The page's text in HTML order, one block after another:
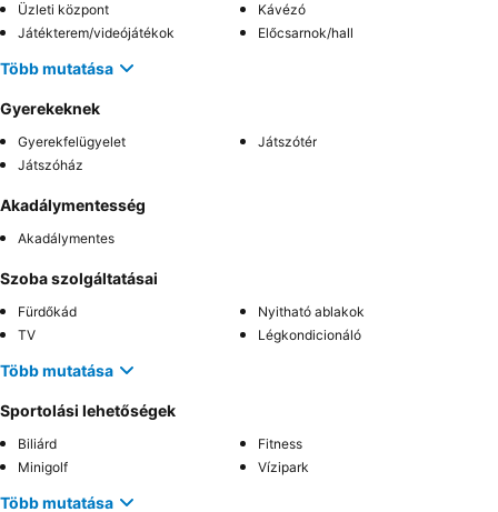
Üzleti központ
Kávézó
Játékterem/videójátékok
Előcsarnok/hall
Több mutatása
Gyerekeknek
Gyerekfelügyelet
Játszótér
Játszóház
Akadálymentesség
Akadálymentes
Szoba szolgáltatásai
Fürdőkád
Nyitható ablakok
TV
Légkondicionáló
Több mutatása
Sportolási lehetőségek
Biliárd
Fitness
Minigolf
Vízipark
Több mutatása